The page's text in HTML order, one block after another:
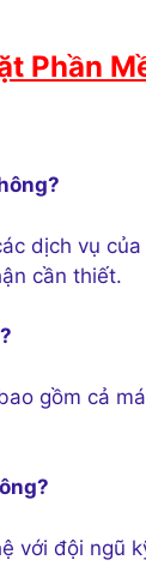
Phần
dịch vụ
cần thiết.
gồm cả
với đội ngũ